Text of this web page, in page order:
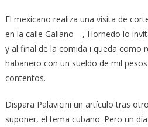
El mexicano realiza una visita de
en la calle Galiano—, Hornedo lo
y al final de la comida i queda como
habanero con un sueldo de mil
contentos.
Dispara Palavicini un artículo tras
suponer, el tema cubano. Pero un